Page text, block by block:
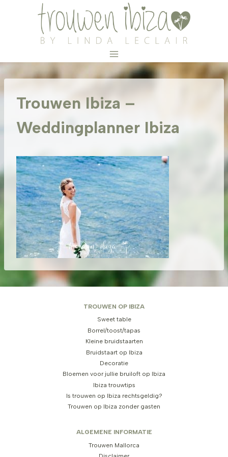
Trouwen Ibiza –
Weddingplanner Ibiza
TROUWEN OP IBIZA
Sweet table
Borrel/toost/tapas
Kleine bruidstaarten
Bruidstaart op Ibiza
Decoratie
Bloemen voor jullie bruiloft op Ibiza
Ibiza trouwtips
Is trouwen op Ibiza rechtsgeldig?
Trouwen op Ibiza zonder gasten
ALGEMENE INFORMATIE
Trouwen Mallorca